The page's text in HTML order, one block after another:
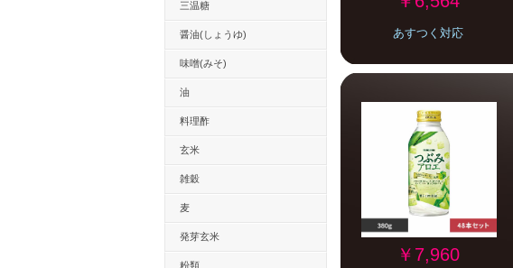
三温糖
醤油(しょうゆ)
味噌(みそ)
油
料理酢
玄米
雑穀
麦
発芽玄米
粉類
あすつく対応
￥7,960